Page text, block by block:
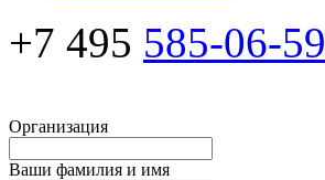
+7 495 585-06-59
Организация
Ваши фамилия и имя